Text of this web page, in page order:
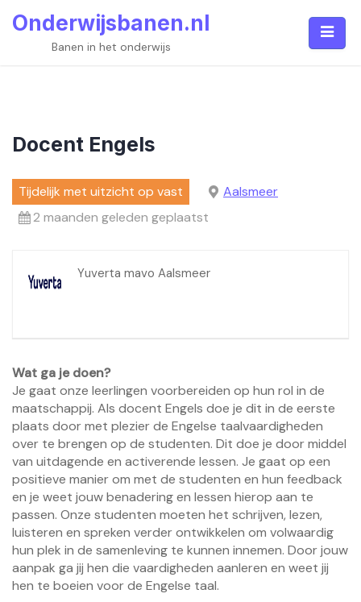
Onderwijsbanen.nl
Banen in het onderwijs
Docent Engels
Tijdelijk met uitzicht op vast
Aalsmeer
2 maanden geleden geplaatst
Yuverta mavo Aalsmeer
Wat ga je doen?
Je gaat onze leerlingen voorbereiden op hun rol in de
maatschappij. Als docent Engels doe je dit in de eerste
plaats door met plezier de Engelse taalvaardigheden
over te brengen op de studenten. Dit doe je door middel
van uitdagende en activerende lessen. Je gaat op een
positieve manier om met de studenten en hun feedback
en je weet jouw benadering en lessen hierop aan te
passen. Onze studenten moeten het schrijven, lezen,
luisteren en spreken verder ontwikkelen om volwaardig
hun plek in de samenleving te kunnen innemen. Door jouw
aanpak ga jij hen die vaardigheden aanleren en weet jij
hen te boeien voor de Engelse taal.